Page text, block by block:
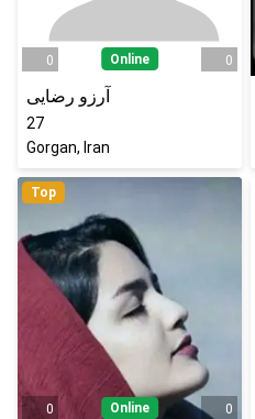
0 Online 0
آرزو رضایی
27
Gorgan, Iran
Top
0 Online 0